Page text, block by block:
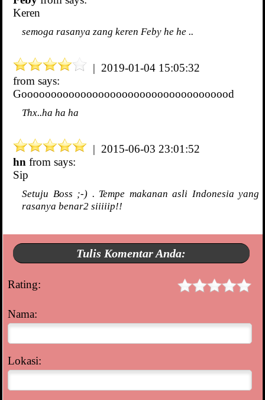
Keren
semoga rasanya zang keren Feby he he ..
| 2019-01-04 15:05:32
from says:
Goooooooooooooooooooooooooooooooooood
Thx..ha ha ha
| 2015-06-03 23:01:52
hn from says:
Sip
Setuju Boss ;-) . Tempe makanan asli Indonesia yang
rasanya benar2 siiiiip!!
Tulis Komentar Anda:
Rating:
Nama:
Lokasi: